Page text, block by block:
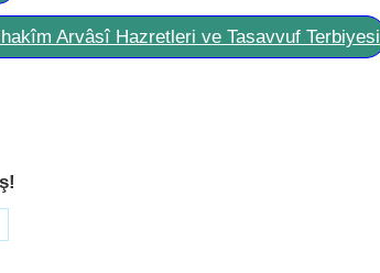
Arvâsî Hazretleri ve Tasavvuf Terbiyesi